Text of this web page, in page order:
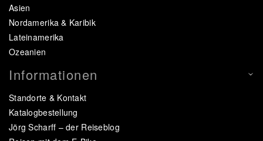
Asien
Nordamerika & Karibik
Lateinamerika
Ozeanien
Informationen
Standorte & Kontakt
Katalogbestellung
Jörg Scharff – der Reiseblog